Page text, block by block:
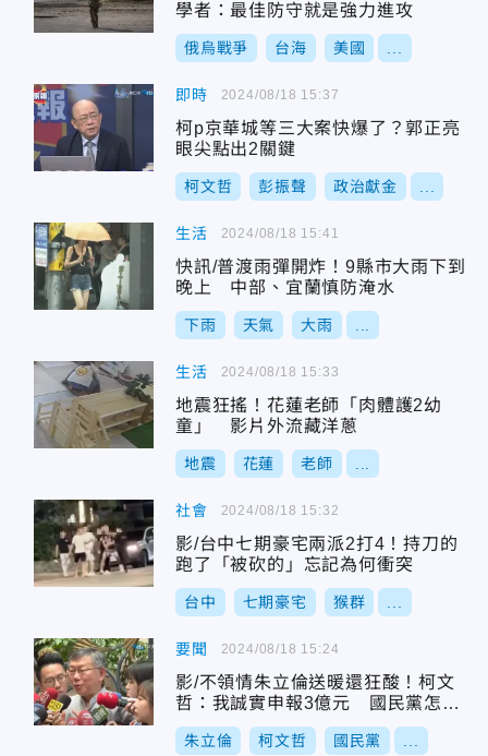
學者：最佳防守就是強力進攻
俄烏戰爭 台海 美國
即時
柯p京華城等三大案快爆了？郭正亮
眼尖點出2關鍵
柯文哲 彭振聲 政治獻金
2024/08/18 15:37
生活
快訊/普渡雨彈開炸！9縣市大雨下到
晚上 中部、宜蘭慎防淹水
下雨 天氣 大雨
2024/08/18 15:41
生活
地震狂搖！花蓮老師「肉體護2幼
童」 影片外流藏洋蔥
地震 花蓮 老師
2024/08/18 15:33
社會
影/台中七期豪宅兩派2打4！持刀的
跑了「被砍的」忘記為何衝突
台中 七期豪宅 猴群
2024/08/18 15:32
要聞
影/不領情朱立倫送暖還狂酸！柯文
哲：我誠實申報3億元 國民黨怎麼
可能2億元
朱立倫 柯文哲 國民黨
2024/08/18 15:24